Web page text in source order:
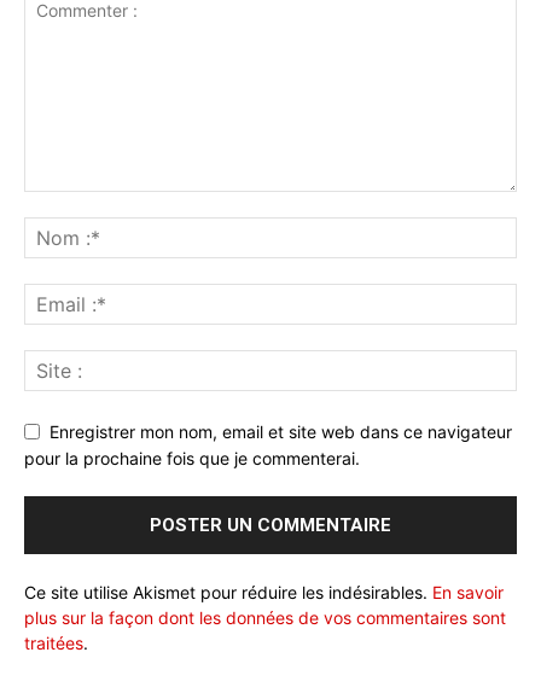
Enregistrer mon nom, email et site web dans ce navigateur
pour la prochaine fois que je commenterai.
Ce site utilise Akismet pour réduire les indésirables. En savoir
plus sur la façon dont les données de vos commentaires sont
traitées.